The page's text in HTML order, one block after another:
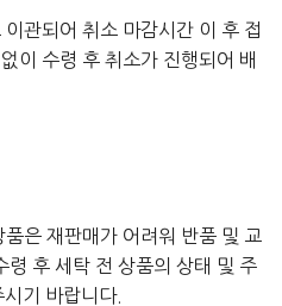
관되어 취소 마감시간 이 후 접
이 수령 후 취소가 진행되어 배
은 재판매가 어려워 반품 및 교
령 후 세탁 전 상품의 상태 및 주
기 바랍니다.